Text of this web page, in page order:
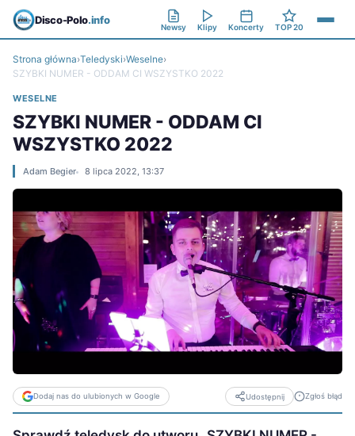
Disco-Polo.info
Newsy Klipy Koncerty TOP 20
Strona główna›Teledyski›Weselne›
SZYBKI NUMER - ODDAM CI WSZYSTKO 2022
WESELNE
SZYBKI NUMER - ODDAM CI
WSZYSTKO 2022
Adam Begier 8 lipca 2022, 13:37
Dodaj nas do ulubionych w Google Udostępnij Zgłoś błąd